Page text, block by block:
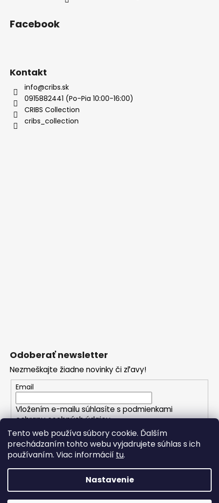
Tento web používa súbory cookie. Ďalším
prechádzaním tohto webu vyjadrujete súhlas s ich
používaním. Viac informácií tu.
Nastavenie
Facebook
Kontakt
info@cribs.sk
0915882441 (Po-Pia 10:00-16:00)
CRIBS Collection
cribs_collection
Odoberať newsletter
Nezmeškajte žiadne novinky či zľavy!
Email
Vložením e-mailu súhlasíte spodmienkami
ochrany osobných údajov
PRIHLÁSIŤ SA